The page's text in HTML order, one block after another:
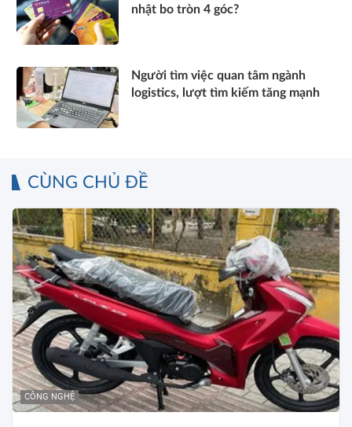
nhật bo tròn 4 góc?
Người tìm việc quan tâm ngành
logistics, lượt tìm kiếm tăng mạnh
CÙNG CHỦ ĐỀ
CÔNG NGHỆ